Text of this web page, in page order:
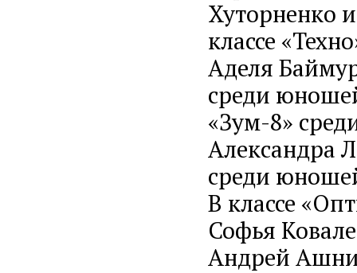
Хуторненко
классе
Аделя
среди
«Зум-8»
Александра
среди
В классе
Софья
Андрей